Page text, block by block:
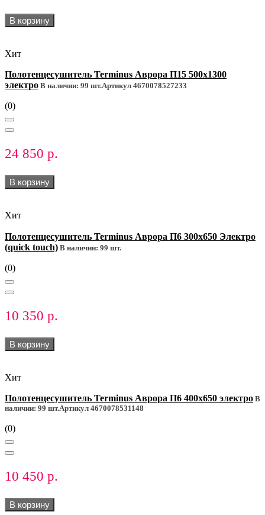
В корзину
Хит
Полотенцесушитель Terminus Аврора П15 500х1300
электро В наличии: 99 шт.Артикул 4670078527233
(0)
24 850 р.
В корзину
Хит
Полотенцесушитель Terminus Аврора П6 300х650 Электро
(quick touch) В наличии: 99 шт.
(0)
10 350 р.
В корзину
Хит
Полотенцесушитель Terminus Аврора П6 400х650 электро В
наличии: 99 шт.Артикул 4670078531148
(0)
10 450 р.
В корзину